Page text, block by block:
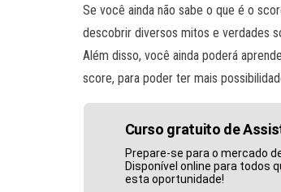
Se você ainda não sabe o que é o
descobrir diversos mitos e verdades
Além disso, você ainda poderá
score, para poder ter mais
Curso gratuito de
Prepare-se para o mercado
Disponível online para todos
esta oportunidade!